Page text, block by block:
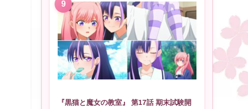
『黒猫と魔女の教室』 第17話 期末試験開